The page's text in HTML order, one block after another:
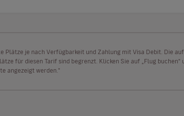
Plätze je nach Verfügbarkeit und Zahlung mit Visa Debit. Die
für diesen Tarif sind begrenzt. Klicken Sie auf „Flug
angezeigt werden."